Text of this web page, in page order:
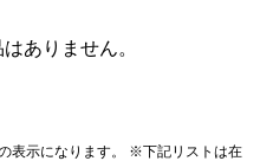
ありません。
表示になります。 ※下記リストは在